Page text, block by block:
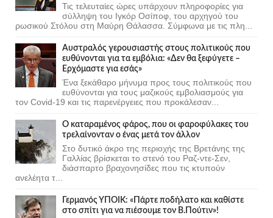
Τις τελευταίες ώρες υπάρχουν πληροφορίες για
σύλληψη του Ιγκόρ Οσίποφ, του αρχηγού του
ρωσικού Στόλου στη Μαύρη Θάλασσα. Σύμφωνα με τις πλη...
Αυστραλός γερουσιαστής στους πολιτικούς που
ευθύνονται για τα εμβόλια: «Δεν θα ξεφύγετε –
Ερχόμαστε για εσάς»
Ένα ξεκάθαρο μήνυμα προς τους πολιτικούς που
ευθύνονται για τους μαζικούς εμβολιασμούς για
τον Covid-19 και τις παρενέργειες που προκάλεσαν...
Ο καταραμένος φάρος, που οι φαροφύλακες του
τρελαίνονταν ο ένας μετά τον άλλον
Στο δυτικό άκρο της περιοχής της Βρετάνης της
Γαλλίας βρίσκεται το στενό του Ραζ-ντε-Σεν,
διάσπαρτο βραχονησίδες που τις κτυπούν
ανελέητα τ...
Γερμανός ΥΠΟΙΚ: «Πάρτε ποδήλατο και καθίστε
στο σπίτι για να πιέσουμε τον Β.Πούτιν»!